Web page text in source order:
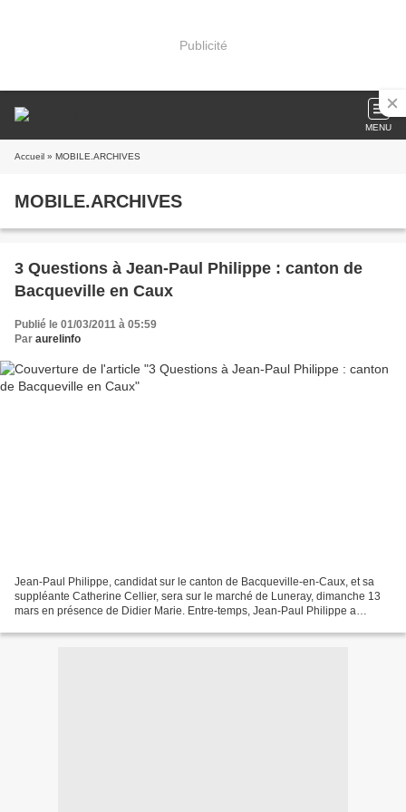
Publicité
MENU
Accueil » MOBILE.ARCHIVES
MOBILE.ARCHIVES
3 Questions à Jean-Paul Philippe : canton de
Bacqueville en Caux
Publié le 01/03/2011 à 05:59
Par aurelinfo
Jean-Paul Philippe, candidat sur le canton de Bacqueville-en-Caux, et sa
suppléante Catherine Cellier, sera sur le marché de Luneray, dimanche 13
mars en présence de Didier Marie. Entre-temps, Jean-Paul Philippe a